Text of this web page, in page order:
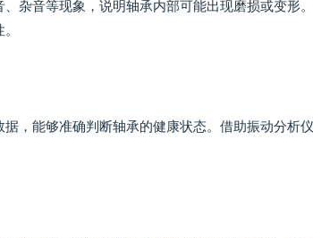
杂音等现象，说明轴承内部可能出现磨损或变形
，能够准确判断轴承的健康状态。借助振动分析仪